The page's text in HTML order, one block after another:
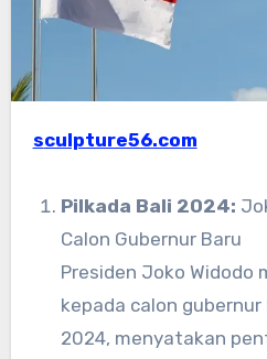
sculpture56.com
Pilkada Bali 2024:
Calon Gubernur Baru
Presiden Joko Widodo
kepada calon gubernur
2024, menyatakan